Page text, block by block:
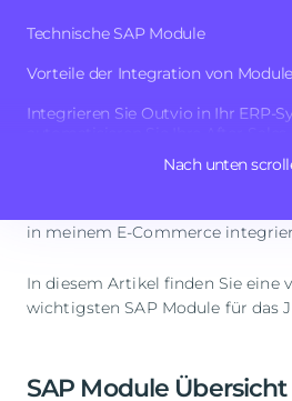
Technische SAP Module
Vorteile der Integration von
Integrieren Sie Outvio in Ihr ERP-
Häufig gestellte Fragen zu den
Nach unten
und Branchen reagieren.
SAPbietet seit Jahren
von Unternehmen und
kann, ist weltweit zu einem
in meinem E-Commerce
In diesem Artikel finden Sie eine
wichtigsten SAP Module für das
SAP Module Übersicht